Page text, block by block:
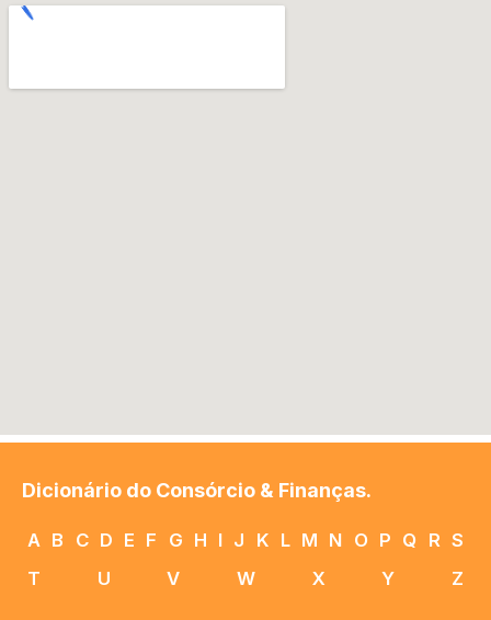
Dicionário do Consórcio & Finanças.
A B C D E F G H I J K L M N O P Q R S
T
U V W X Y Z